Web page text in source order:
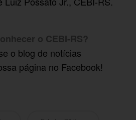
o CEBI-RS?
o blog de notícias
página no Facebook!